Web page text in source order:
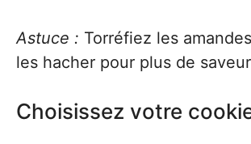
Astuce : Torréfiez les
les hacher pour plus de
Choisissez votre